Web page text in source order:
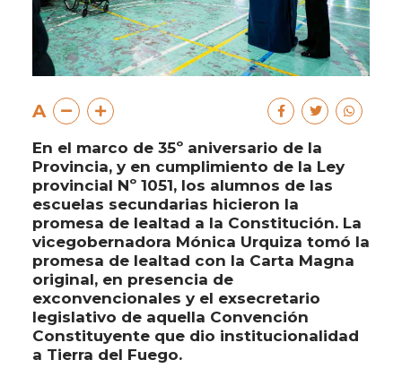
A
En el marco de 35º aniversario de la
Provincia, y en cumplimiento de la Ley
provincial Nº 1051, los alumnos de las
escuelas secundarias hicieron la
promesa de lealtad a la Constitución. La
vicegobernadora Mónica Urquiza tomó la
promesa de lealtad con la Carta Magna
original, en presencia de
exconvencionales y el exsecretario
legislativo de aquella Convención
Constituyente que dio institucionalidad
a Tierra del Fuego.